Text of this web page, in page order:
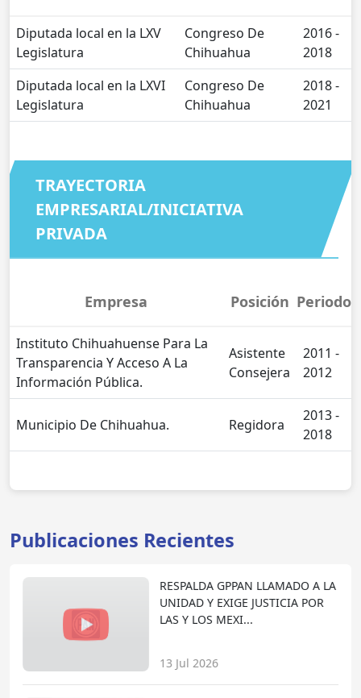
Diputada local en la LXV
Legislatura
Congreso De
Chihuahua
2016 -
2018
Diputada local en la LXVI
Legislatura
Congreso De
Chihuahua
2018 -
2021
TRAYECTORIA
EMPRESARIAL/INICIATIVA
PRIVADA
Empresa Posición Periodo
Instituto Chihuahuense Para La
Transparencia Y Acceso A La
Información Pública.
Asistente
Consejera
2011 -
2012
Municipio De Chihuahua. Regidora
2013 -
2018
Publicaciones Recientes
RESPALDA GPPAN LLAMADO A LA
UNIDAD Y EXIGE JUSTICIA POR
LAS Y LOS MEXI...
13 Jul 2026